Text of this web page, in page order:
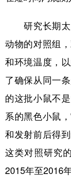
研究长期太
动物的对照组
和环境温度，
了确保从同一
的这批小鼠不
系的黑色小鼠
和发射前后得
这类对照研究
2015年至2016